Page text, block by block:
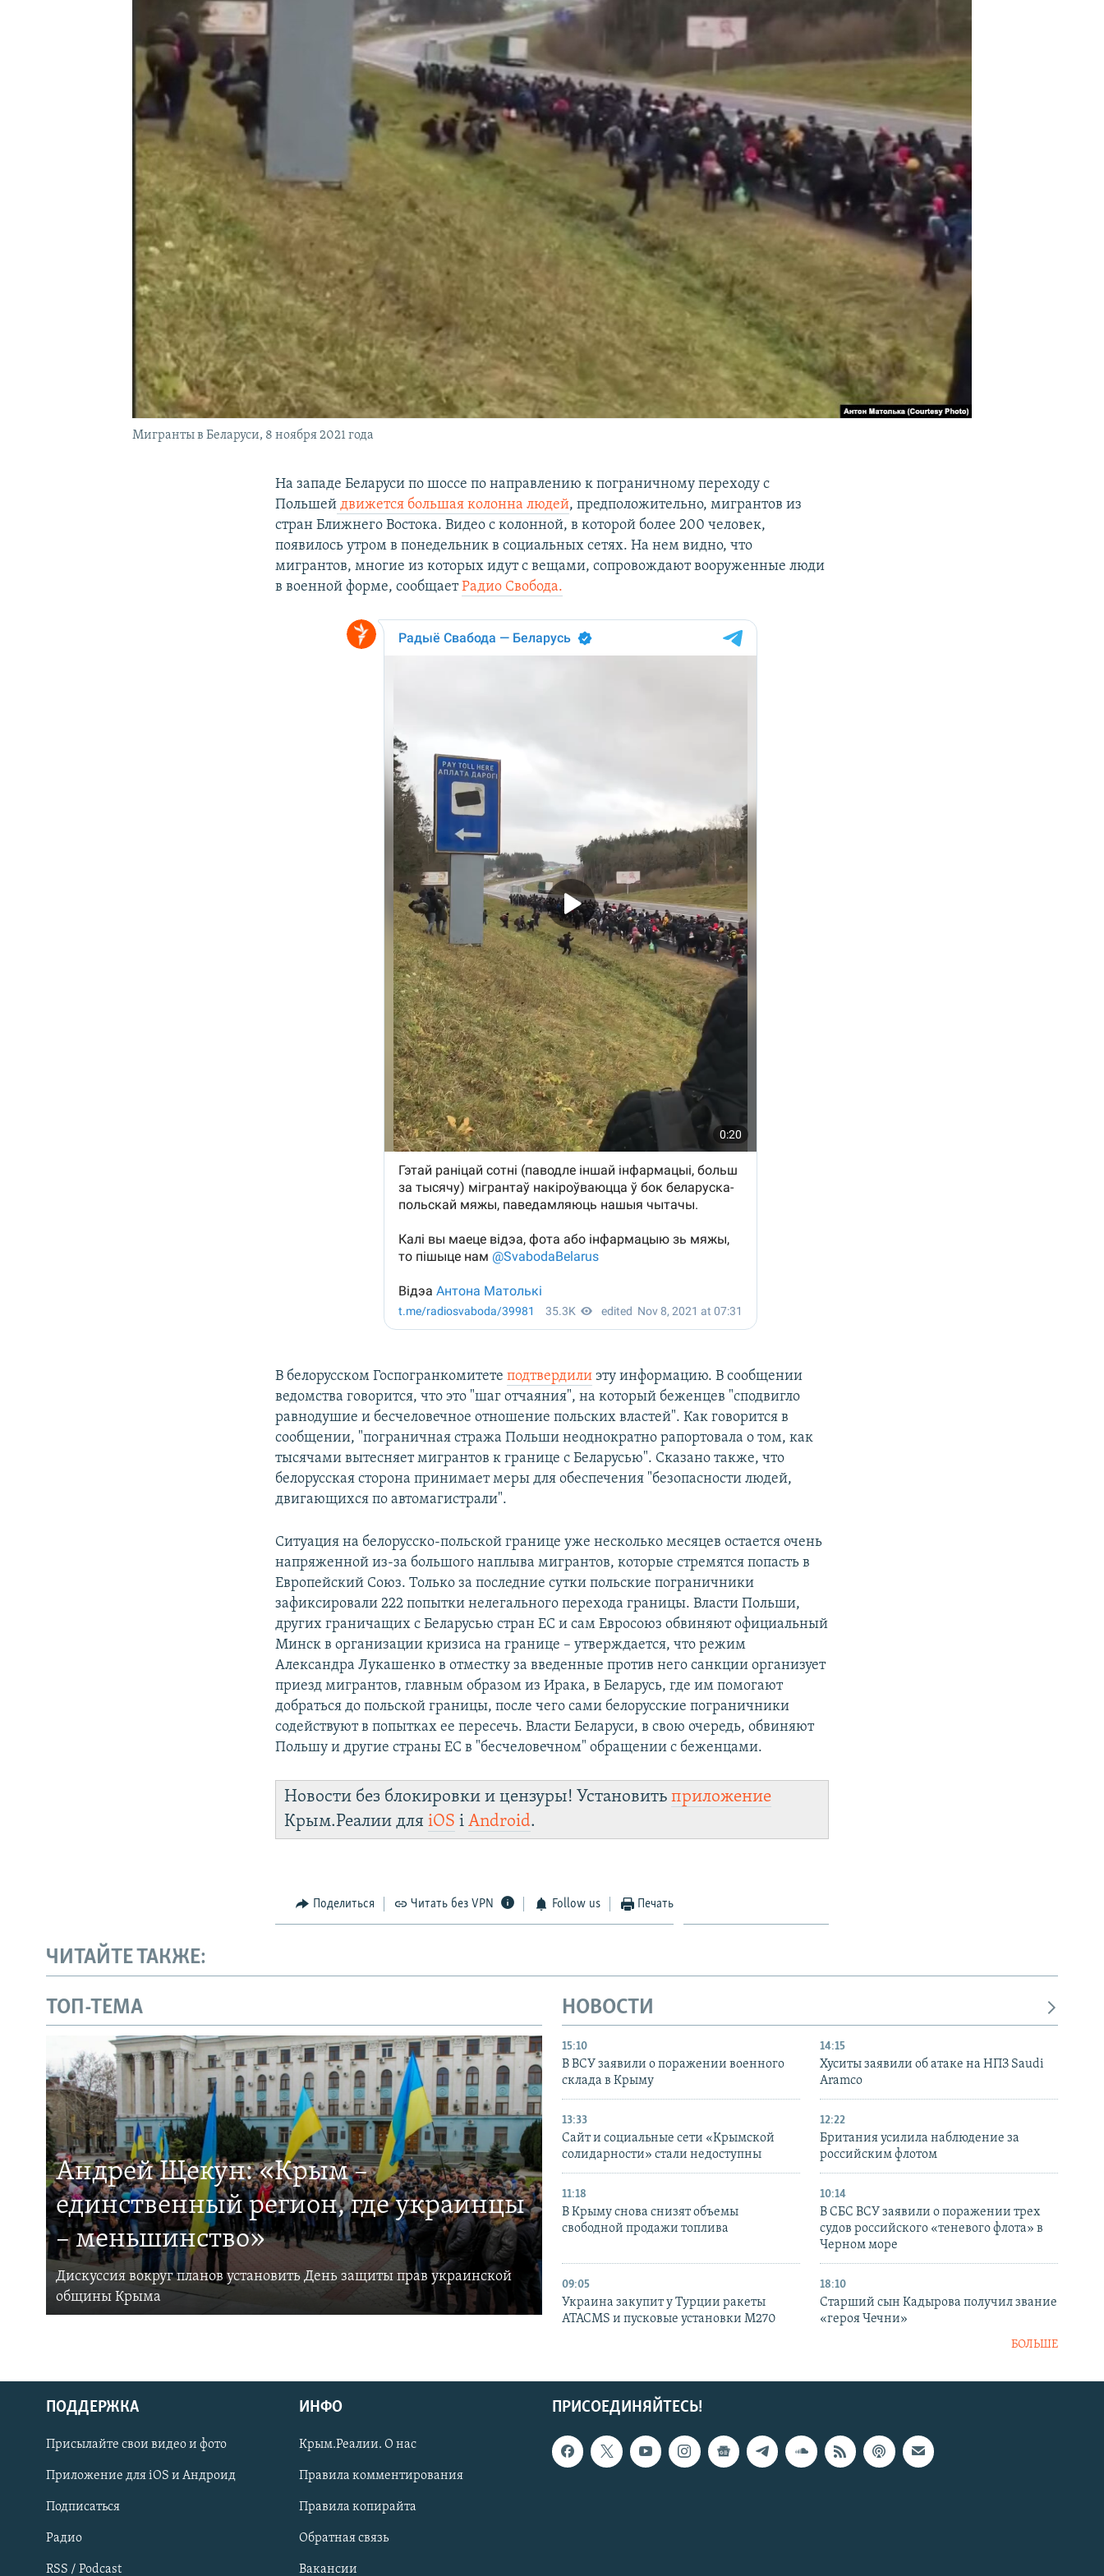
УКРАИНСКАЯ ПРОБЛЕМА КРЫМА
Українською
Qırımtatar
ПРИСОЕДИНЯЙТЕСЬ!
Мигранты в Беларуси, 8 ноября 2021 года
На западе Беларуси по шоссе по направлению к пограничному переходу с
Польшей движется большая колонна людей, предположительно, мигрантов из
стран Ближнего Востока. Видео с колонной, в которой более 200 человек,
появилось утром в понедельник в социальных сетях. На нем видно, что
мигрантов, многие из которых идут с вещами, сопровождают вооруженные люди
в военной форме, сообщаетРадио Свобода.
В белорусском Госпогранкомитетеподтвердили эту информацию. В сообщении
ведомства говорится, что это "шаг отчаяния", на который беженцев "сподвигло
равнодушие и бесчеловечное отношение польских властей". Как говорится в
сообщении, "пограничная стража Польши неоднократно рапортовала о том, как
тысячами вытесняет мигрантов к границе с Беларусью". Сказано также, что
белорусская сторона принимает меры для обеспечения "безопасности людей,
двигающихся по автомагистрали".
Ситуация на белорусско-польской границе уже несколько месяцев остается очень
напряженной из-за большого наплыва мигрантов, которые стремятся попасть в
Европейский Союз. Только за последние сутки польские пограничники
зафиксировали 222 попытки нелегального перехода границы. Власти Польши,
других граничащих с Беларусью стран ЕС и сам Евросоюз обвиняют официальный
Минск в организации кризиса на границе – утверждается, что режим
Александра Лукашенко в отместку за введенные против него санкции организует
приезд мигрантов, главным образом из Ирака, в Беларусь, где им помогают
добраться до польской границы, после чего сами белорусские пограничники
содействуют в попытках ее пересечь. Власти Беларуси, в свою очередь, обвиняют
Польшу и другие страны ЕС в "бесчеловечном" обращении с беженцами.
Новости без блокировки и цензуры! Установитьприложение
Крым.Реалии дляiOS іAndroid.
Поделиться Читать без VPN Follow us Печать
ЧИТАЙТЕ ТАКЖЕ:
ТОП-ТЕМА
Андрей Щекун: «Крым –
единственный регион, где украинцы
– меньшинство»
Дискуссия вокруг планов установить День защиты прав украинской
общины Крыма
НОВОСТИ
15:10
В ВСУ заявили о поражении военного
склада в Крыму
14:15
Хуситы заявили об атаке на НПЗ Saudi
Aramco
13:33
Сайт и социальные сети «Крымской
солидарности» стали недоступны
12:22
Британия усилила наблюдение за
российским флотом
11:18
В Крыму снова снизят объемы
свободной продажи топлива
10:14
В СБС ВСУ заявили о поражении трех
судов российского «теневого флота» в
Черном море
09:05
Украина закупит у Турции ракеты
ATACMS и пусковые установки M270
18:10
Старший сын Кадырова получил звание
«героя Чечни»
БОЛЬШЕ
ПРИСОЕДИНЯЙТЕСЬ!
ПОДДЕРЖКА
Присылайте свои видео и фото
Приложение для iOS и Андроид
Подписаться
Радио
RSS / Podcast
ИНФО
Крым.Реалии. О нас
Правила комментирования
Правила копирайта
Обратная связь
Вакансии